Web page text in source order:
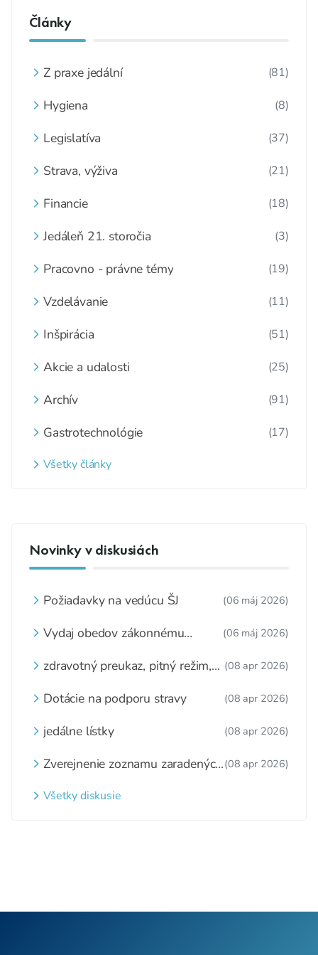
Články
Z praxe jedální (81)
Hygiena (8)
Legislatíva (37)
Strava, výživa (21)
Financie (18)
Jedáleň 21. storočia (3)
Pracovno - právne témy (19)
Vzdelávanie (11)
Inšpirácia (51)
Akcie a udalosti (25)
Archív (91)
Gastrotechnológie (17)
Všetky články
Novinky v diskusiách
Požiadavky na vedúcu ŠJ (06 máj 2026)
Vydaj obedov zákonnému
(06 máj 2026)
zdravotný preukaz, pitný režim,
(08 apr 2026)
Dotácie na podporu stravy (08 apr 2026)
jedálne lístky (08 apr 2026)
Zverejnenie zoznamu zaradených
webovom sídle
(08 apr 2026)
Všetky diskusie